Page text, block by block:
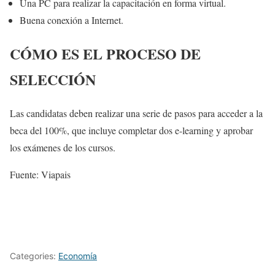
Una PC para realizar la capacitación en forma virtual.
Buena conexión a Internet.
CÓMO ES EL PROCESO DE
SELECCIÓN
Las candidatas deben realizar una serie de pasos para acceder a la
beca del 100%, que incluye completar dos e-learning y aprobar
los exámenes de los cursos.
Fuente: Viapais
Categories: Economía